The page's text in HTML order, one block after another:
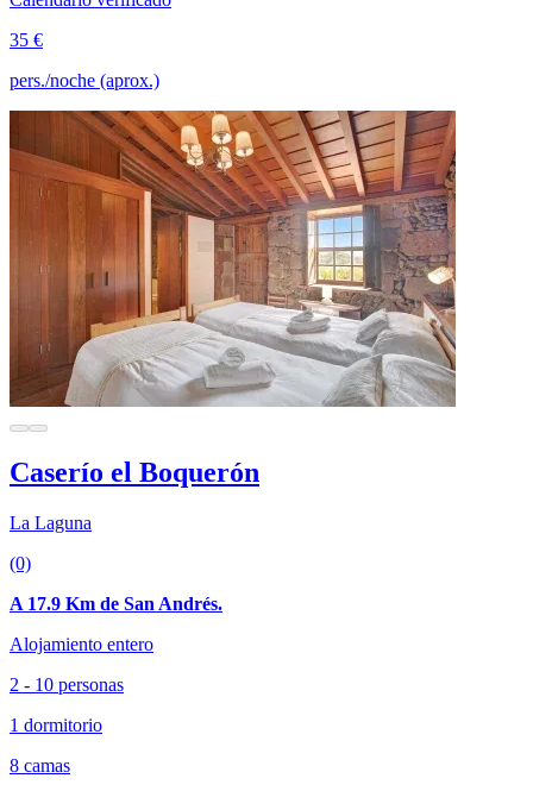
35 €
pers./noche (aprox.)
Caserío el Boquerón
La Laguna
(0)
A 17.9 Km de San Andrés.
Alojamiento entero
2 - 10 personas
1 dormitorio
8 camas